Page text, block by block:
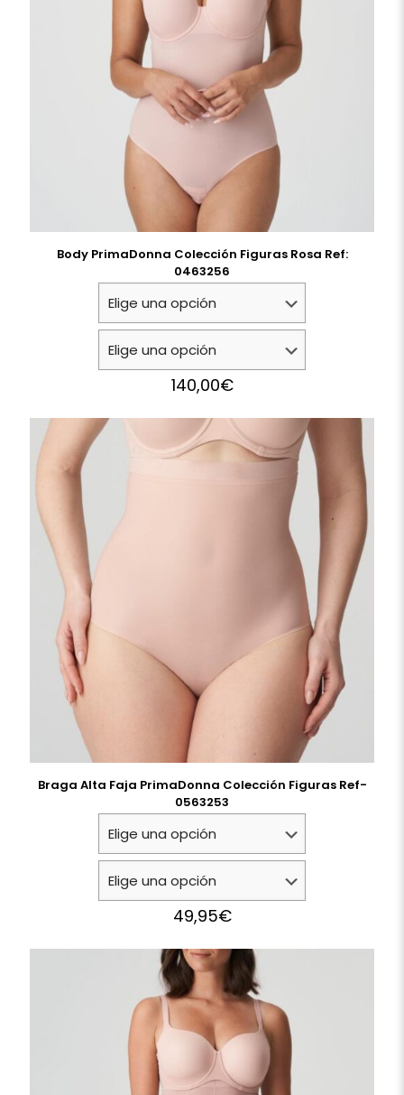
Body PrimaDonna Colección Figuras Rosa Ref:
0463256
140,00€
Braga Alta Faja PrimaDonna Colección Figuras Ref-
0563253
49,95€